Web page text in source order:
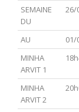
PARACHA
SEMAINE
DU
26/
AU 01/
MINHA
ARVIT 1
MINHA
ARVIT 2